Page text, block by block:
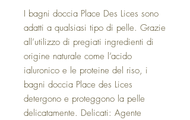
I bagni doccia Place Des Lices sono
adatti a qualsiasi tipo di pelle. Grazie
all’utilizzo di pregiati ingredienti di
origine naturale come l’acido
ialuronico e le proteine del riso, i
bagni doccia Place des Lices
detergono e proteggono la pelle
delicatamente. Delicati: Agente